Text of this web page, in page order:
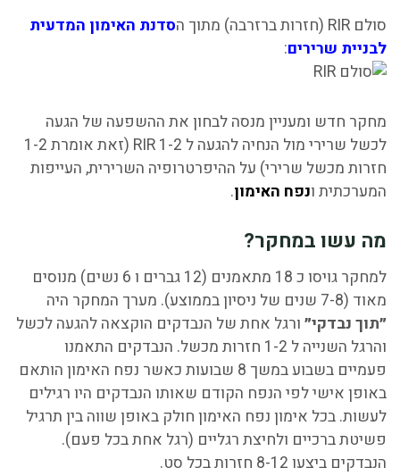
סולם RIR (חזרות ברזרבה) מתוך ה
סדנת האימון המדעית
לבניית שרירים:
מחקר חדש ומעניין מנסה לבחון את ההשפעה של הגעה
לכשל שרירי מול הנחיה להגעה ל RIR 1-2 (זאת אומרת 1-2
חזרות מכשל שרירי) על ההיפרטרופיה השרירית, העייפות
המערכתית ונפח האימון.
מה עשו במחקר?
למחקר גויסו כ 18 מתאמנים (12 גברים ו 6 נשים) מנוסים
מאוד (7-8 שנים של ניסיון בממוצע). מערך המחקר היה
״תוך נבדקי״ ורגל אחת של הנבדקים הוקצאה להגעה לכשל
והרגל השנייה ל 1-2 חזרות מכשל.
הנבדקים התאמנו
פעמיים בשבוע במשך 8 שבועות כאשר נפח האימון הותאם
באופן אישי לפי הנפח הקודם שאותו הנבדקים היו רגילים
לעשות. בכל אימון נפח האימון חולק באופן שווה בין תרגיל
פשיטת ברכיים ולחיצת רגליים (רגל אחת בכל פעם).
הנבדקים ביצעו 8-12 חזרות בכל סט.